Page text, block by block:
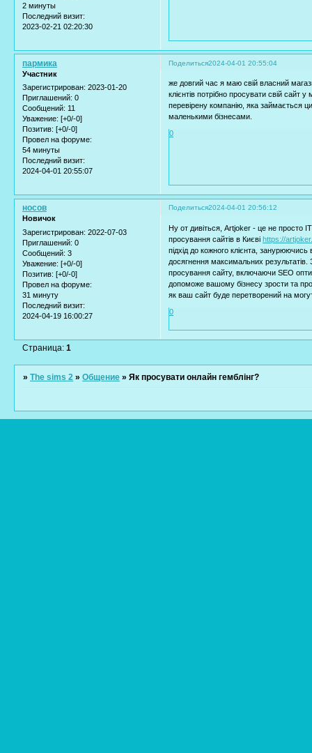
2 минуты
Последний визит:
2023-02-21 02:20:30
Поделиться2024-04-01 20:55:04
пармика
Участник
Зарегистрирован: 2023-01-20
Приглашений: 0
Сообщений: 11
Уважение: [+0/-0]
Позитив: [+0/-0]
Провел на форуме:
54 минуты
Последний визит:
2024-04-01 20:55:07
же довгий час я маю свій власний
клієнтів потрібно просувати свій
перевірену компанію, яка займається
маленькими бізнесами.
0
Поделиться2024-04-01 20:56:12
носов
Новичок
Зарегистрирован: 2022-07-03
Приглашений: 0
Сообщений: 3
Уважение: [+0/-0]
Позитив: [+0/-0]
Провел на форуме:
31 минуту
Последний визит:
2024-04-19 16:00:27
Ну от дивіться, Artjoker - це не просто
просування сайтів в Києвіhttps://
підхід до кожного клієнта, занурюючись
досягнення максимальних
просування сайту, включаючи SEO
допоможе вашому бізнесу зрости та
як ваш сайт буде перетворений на
0
Страница:1
»The sims 2 »Общение »Як просувати онлайн гемблінг?